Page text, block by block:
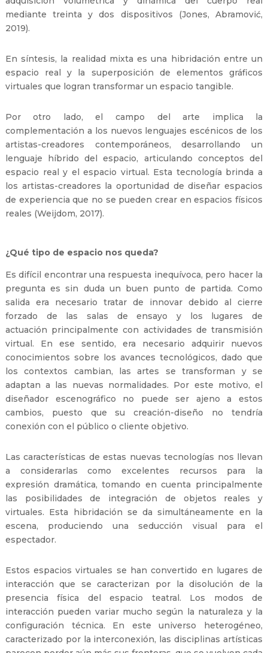
mediante treinta y dos dispositivos (Jones, Abramović,
2019).
En síntesis, la realidad mixta es una hibridación entre un
espacio real y la superposición de elementos gráficos
virtuales que logran transformar un espacio tangible.
Por otro lado, el campo del arte implica la
complementación a los nuevos lenguajes escénicos de los
artistas-creadores contemporáneos, desarrollando un
lenguaje híbrido del espacio, articulando conceptos del
espacio real y el espacio virtual. Esta tecnología brinda a
los artistas-creadores la oportunidad de diseñar espacios
de experiencia que no se pueden crear en espacios físicos
reales (Weijdom, 2017).
¿Qué tipo de espacio nos queda?
Es difícil encontrar una respuesta inequívoca, pero hacer la
pregunta es sin duda un buen punto de partida. Como
salida era necesario tratar de innovar debido al cierre
forzado de las salas de ensayo y los lugares de
actuación principalmente con actividades de transmisión
virtual. En ese sentido, era necesario adquirir nuevos
conocimientos sobre los avances tecnológicos, dado que
los contextos cambian, las artes se transforman y se
adaptan a las nuevas normalidades. Por este motivo, el
diseñador escenográfico no puede ser ajeno a estos
cambios, puesto que su creación-diseño no tendría
conexión con el público o cliente objetivo.
Las características de estas nuevas tecnologías nos llevan
a considerarlas como excelentes recursos para la
expresión dramática, tomando en cuenta principalmente
las posibilidades de integración de objetos reales y
virtuales. Esta hibridación se da simultáneamente en la
escena, produciendo una seducción visual para el
espectador.
Estos espacios virtuales se han convertido en lugares de
interacción que se caracterizan por la disolución de la
presencia física del espacio teatral. Los modos de
interacción pueden variar mucho según la naturaleza y la
configuración técnica. En este universo heterogéneo,
caracterizado por la interconexión, las disciplinas artísticas